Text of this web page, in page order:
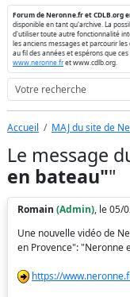
Forum de Neronne.fr et CDLB.org
disponible en tant qu'archive. La
d'utiliser toute autre fonctionnalité
les anciens messages et parcourir
au fil des années et espérons que
www.neronne.fret www.cdlb.org.
Accueil MAJ du site de
Le message
en bateau""
Romain (Admin), le 05/
Une nouvelle vidéo de
en Provence": "Neronne
https://